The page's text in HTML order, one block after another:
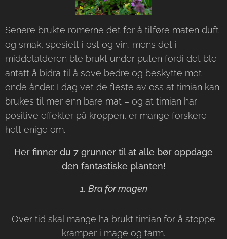
Senere brukte romerne det for å tilføre maten duft
og smak, spesielt i ost og vin, mens det i
middelalderen ble brukt under puten fordi det ble
antatt å bidra til å sove bedre og beskytte mot
onde ånder. I dag vet de fleste av oss at timian kan
brukes til mer enn bare mat – og at timian har
positive effekter på kroppen, er mange forskere
helt enige om.
Her finner du 7 grunner til at alle bør oppdage
den fantastiske planten!
1. Bra for magen
Over tid skal mange ha brukt timian for å stoppe
kramper i mage og tarm.